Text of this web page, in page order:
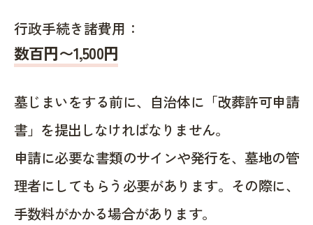
行政手続き諸費用：
数百円〜1,500円
墓じまいをする前に、自治体に「改葬許可申請
書」を提出しなければなりません。
申請に必要な書類のサインや発行を、墓地の管
理者にしてもらう必要があります。その際に、
手数料がかかる場合があります。